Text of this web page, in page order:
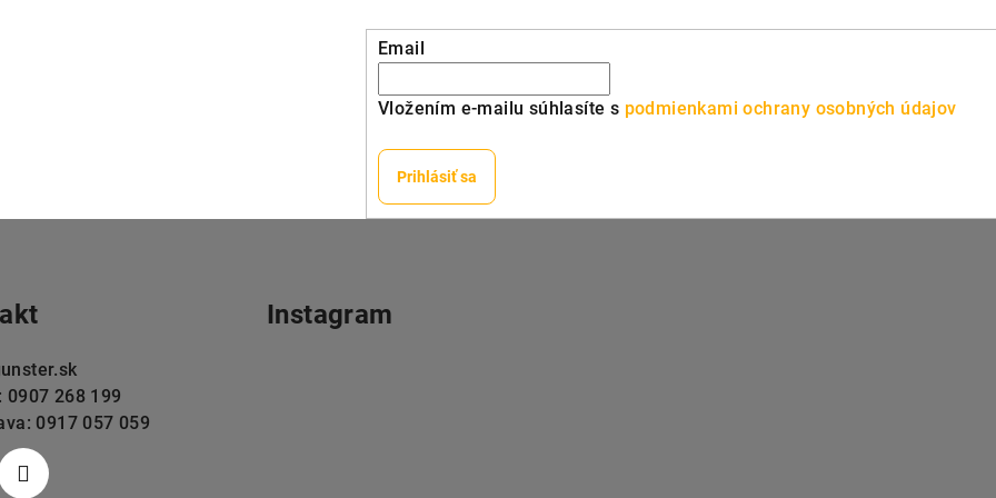
Email
Vložením e-mailu súhlasíte s podmienkami ochrany osobných údajov
Prihlásiť sa
0907 268 199
0917 057 059
Instagram